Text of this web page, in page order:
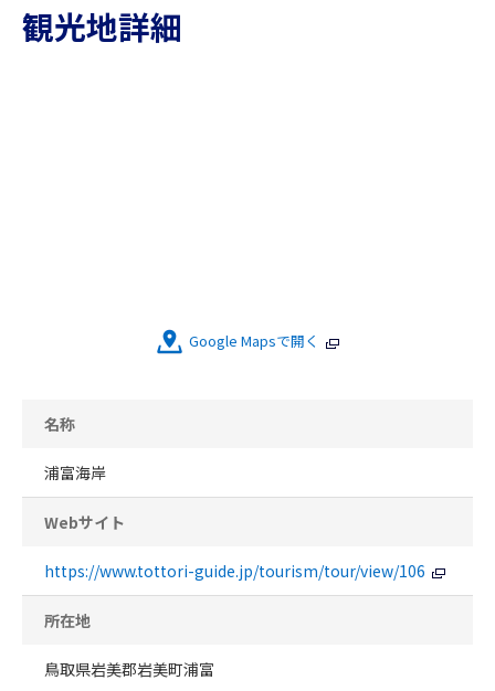
観光地詳細
Google Mapsで開く
名称
浦富海岸
Webサイト
https://www.tottori-guide.jp/tourism/tour/view/106
所在地
鳥取県岩美郡岩美町浦富